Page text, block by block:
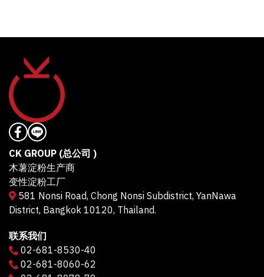
CK GROUP (总公司 )
木薯淀粉生产商
变性淀粉工厂
581 Nonsi Road, Chong Nonsi Subdistrict, YanNawa
District, Bangkok 10120, Thailand.
联系我们
02-681-8530-40
02-681-8060-62